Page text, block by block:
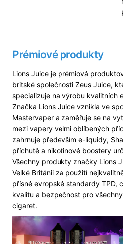
Prémiové produkty
Lions Juice je prémiová
britské společnosti Zeus Juice,
specializuje na výrobu kvalitních
Značka Lions Juice vznikla ve
Mastervaper a zaměřuje se na
mezi vapery velmi oblíbených
zahrnuje především e-liquidy,
příchutě a nikotinové boostery
Všechny produkty značky Lions
Velké Británii za použití
přísné evropské standardy TPD,
kvalitu a bezpečnost pro
cigaret.